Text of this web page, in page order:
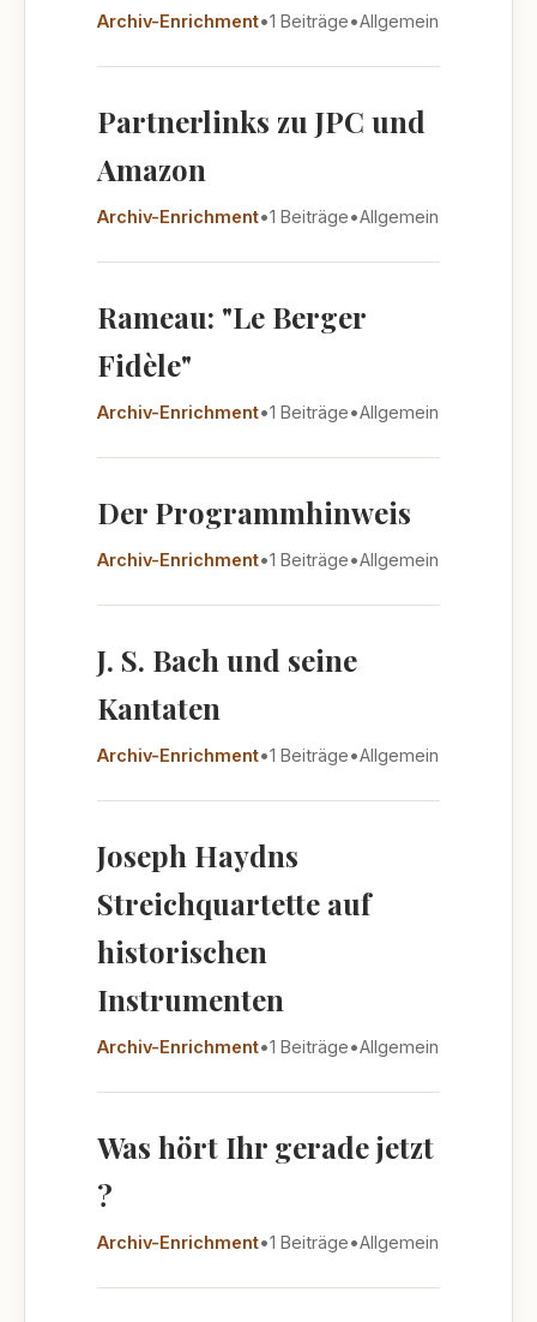
Archiv-Enrichment•1 Beiträge•Allgemein
Partnerlinks zu JPC und
Amazon
Archiv-Enrichment•1 Beiträge•Allgemein
Rameau: "Le Berger
Fidèle"
Archiv-Enrichment•1 Beiträge•Allgemein
Der Programmhinweis
Archiv-Enrichment•1 Beiträge•Allgemein
J. S. Bach und seine
Kantaten
Archiv-Enrichment•1 Beiträge•Allgemein
Joseph Haydns
Streichquartette auf
historischen
Instrumenten
Archiv-Enrichment•1 Beiträge•Allgemein
Was hört Ihr gerade jetzt
?
Archiv-Enrichment•1 Beiträge•Allgemein